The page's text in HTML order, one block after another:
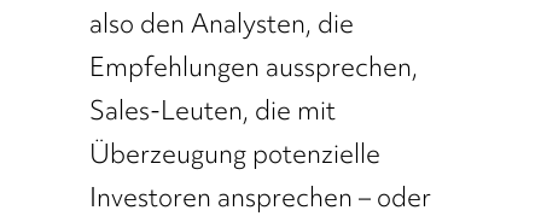
also den Analysten, die
Empfehlungen aussprechen,
Sales-Leuten, die mit
Überzeugung potenzielle
Investoren ansprechen – oder